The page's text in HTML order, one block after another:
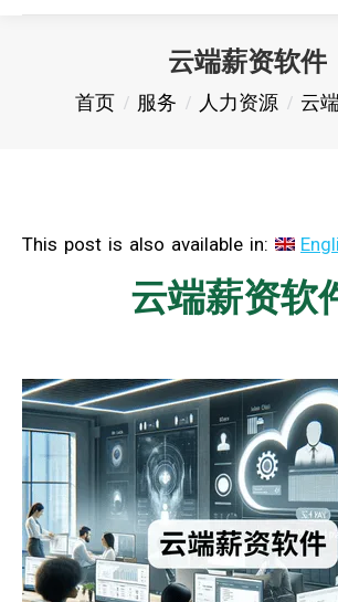
云端薪资软件
您在这里：
首页 服务 人力资源 云
This post is also available in:
云端薪资软